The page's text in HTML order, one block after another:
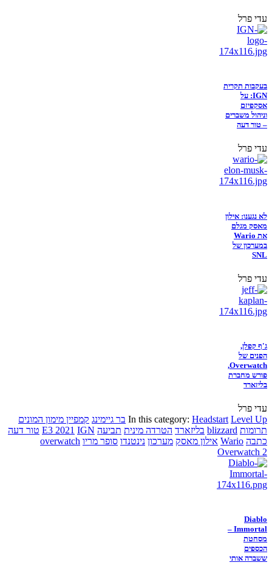
עדי פרל
בעקבות תקרית
IGN: על
אסקפיזם
וניהול משברים
– טור דעה
עדי פרל
לא נגענו: אילון
מאסק מגלם
את Wario
במערכון של
SNL
עדי פרל
ג'ף קפלן,
הפנים של
Overwatch,
פורש מחברת
בליזארד
עדי פרל
In this category: Headstart Level Up בר גיימינג קמפיין מימון המונים
תרומות blizzard בליזארד הטרדה מינית תביעה E3 2021 IGN
טור דעה
כתבה Wario אילון מאסק מערכון נינטנדו סופר מריו overwatch
Overwatch 2
Diablo
Immortal –
מסחטת
הכספים
ששברה אותי